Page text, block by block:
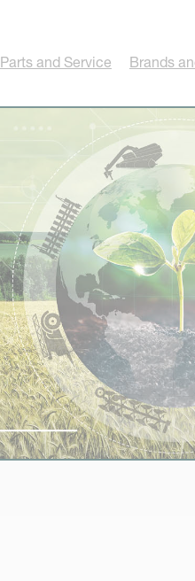
Parts and Service Brands